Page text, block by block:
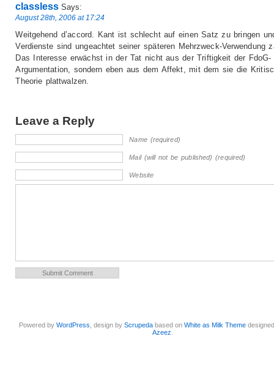
classless Says:
August 28th, 2006 at 17:24
Weitgehend d’accord. Kant ist schlecht auf einen Satz zu bringen
Verdienste sind ungeachtet seiner späteren Mehrzweck-Verwendung
Das Interesse erwächst in der Tat nicht aus der Triftigkeit der FdoG-
Argumentation, sondern eben aus dem Affekt, mit dem sie die
Theorie plattwalzen.
Leave a Reply
Name (required)
Mail (will not be published) (required)
Website
Powered byWordPress , design byScrupeda based onWhite as Milk Theme
Azeez